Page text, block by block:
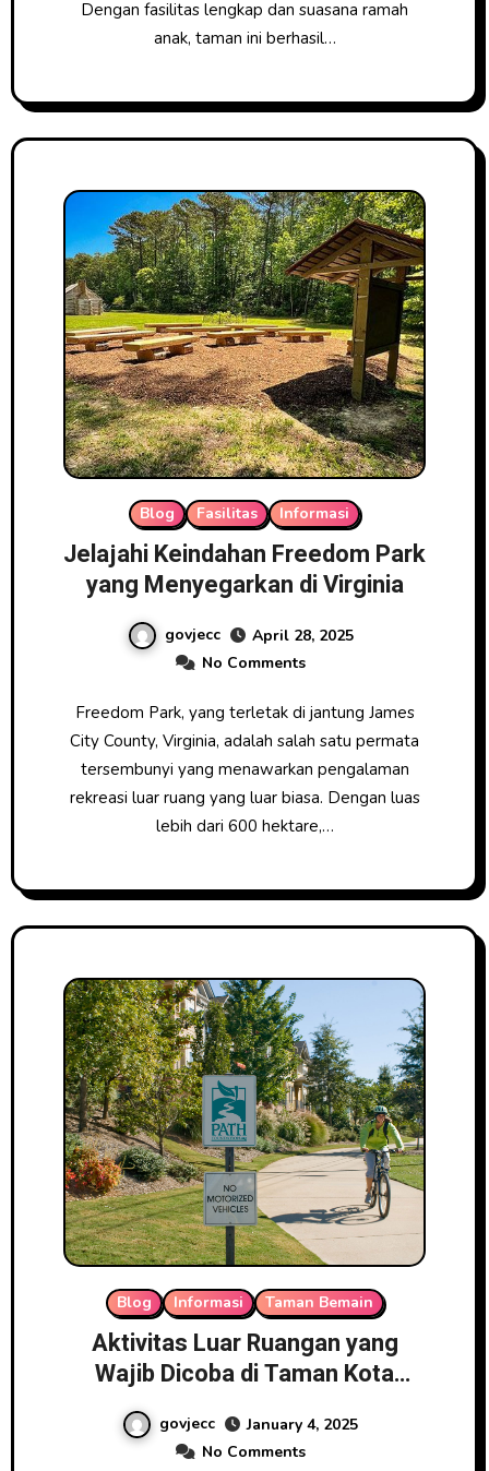
Dengan fasilitas lengkap dan suasana ramah
anak, taman ini berhasil…
Blog Fasilitas Informasi
Jelajahi Keindahan Freedom Park
yang Menyegarkan di Virginia
govjecc
April 28, 2025
No Comments
Freedom Park, yang terletak di jantung James
City County, Virginia, adalah salah satu permata
tersembunyi yang menawarkan pengalaman
rekreasi luar ruang yang luar biasa. Dengan luas
lebih dari 600 hektare,…
Blog Informasi Taman Bemain
Aktivitas Luar Ruangan yang
Wajib Dicoba di Taman Kota
James City County, Virginia
govjecc
January 4, 2025
No Comments